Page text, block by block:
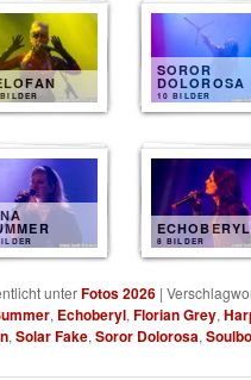
SOROR
DOLOROSA
10 BILDER
ECHOBERYL
8 BILDER
unterFotos 2026 |
, Echoberyl, Florian Grey,
, Solar Fake, Soror Dolorosa,